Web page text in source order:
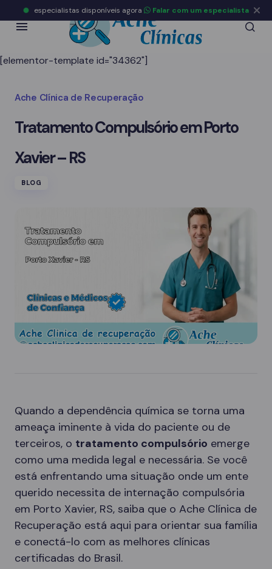
[elementor-template id="34362"]
Ache Clínica de Recuperação
Tratamento Compulsório em Porto
Xavier – RS
BLOG
Quando a dependência química se torna uma
ameaça iminente à vida do paciente ou de
terceiros, o tratamento compulsório emerge
como uma medida legal e necessária. Se você
está enfrentando uma situação onde um ente
querido necessita de internação compulsória
em Porto Xavier, RS, saiba que o Ache Clínica de
Recuperação está aqui para orientar sua família
e conectá-lo com as melhores clínicas
certificadas do Brasil.
especialistas disponíveis agora Falar com um especialista